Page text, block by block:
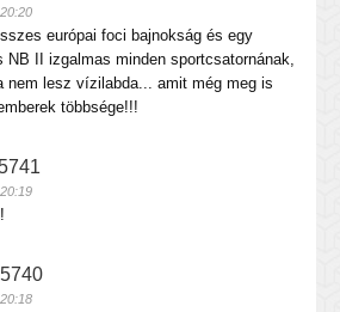
európai foci bajnokság és egy
NB II izgalmas minden sportcsatornának,
nem lesz vízilabda... amit még meg is
többsége!!!
5740